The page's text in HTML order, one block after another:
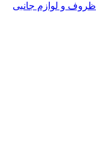
ظروف و لوازم جانبی